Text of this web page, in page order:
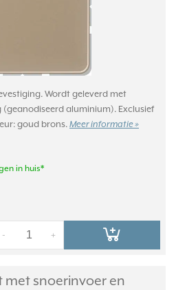
Wordt geleverd met
aluminium). Exclusief
goud brons. Meer informatie »
in huis*
+
-
met snoerinvoer en